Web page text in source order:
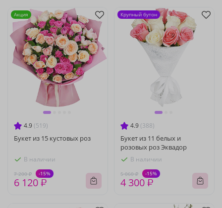
4.9 (519)
Букет из 15 кустовых роз
В наличии
7 200 ₽ -15%
6 120 ₽
Акция
4.9 (388)
Букет из 11 белых и
розовых роз Эквадор
В наличии
5 060 ₽ -15%
4 300 ₽
Крупный бутон